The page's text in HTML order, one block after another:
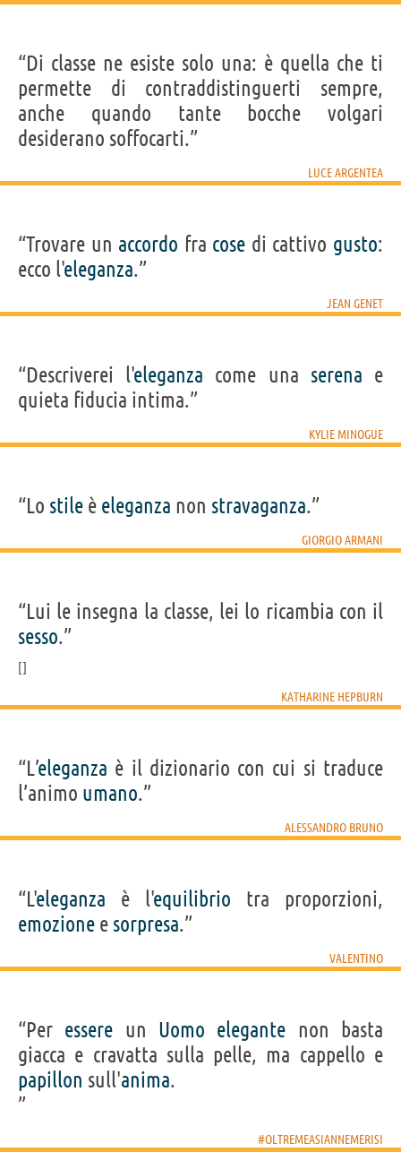
“Di classe ne esiste solo una: è quella che ti
permette di contraddistinguerti sempre,
anche quando tante bocche volgari
desiderano soffocarti.”
LUCE ARGENTEA
“Trovare un accordo fra cose di cattivo gusto:
ecco l'eleganza.”
JEAN GENET
“Descriverei l'eleganza come una serena e
quieta fiducia intima.”
KYLIE MINOGUE
“Lo stile è eleganza non stravaganza.”
GIORGIO ARMANI
“Lui le insegna la classe, lei lo ricambia con il
sesso.”
KATHARINE HEPBURN
“L’eleganza è il dizionario con cui si traduce
l’animo umano.”
ALESSANDRO BRUNO
“L'eleganza è l'equilibrio tra proporzioni,
emozione e sorpresa.”
VALENTINO
“Per essere un Uomo elegante non basta
giacca e cravatta sulla pelle, ma cappello e
papillon sull'anima.
”
#OLTREMEASIANNEMERISI